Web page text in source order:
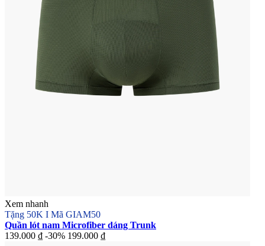
Xem nhanh
Tặng 50K I Mã GIAM50
Quần lót nam Microfiber dáng Trunk
139.000 ₫ -30% 199.000 ₫